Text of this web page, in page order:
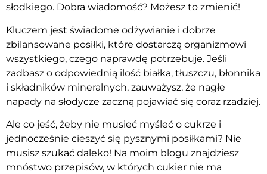
słodkiego. Dobra wiadomość? Możesz to zmienić!
Kluczem jest świadome odżywianie i dobrze
zbilansowane posiłki, które dostarczą organizmowi
wszystkiego, czego naprawdę potrzebuje. Jeśli
zadbasz o odpowiednią ilość białka, tłuszczu, błonnika
i składników mineralnych, zauważysz, że nagłe
napady na słodycze zaczną pojawiać się coraz rzadziej.
Ale co jeść, żeby nie musieć myśleć o cukrze i
jednocześnie cieszyć się pysznymi posiłkami? Nie
musisz szukać daleko! Na moim blogu znajdziesz
mnóstwo przepisów, w których cukier nie ma